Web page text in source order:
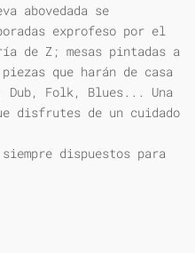
abovedada se
exprofeso por el
de Z; mesas pintadas a
que harán de casa
Folk, Blues... Una
disfrutes de un cuidado
dispuestos para